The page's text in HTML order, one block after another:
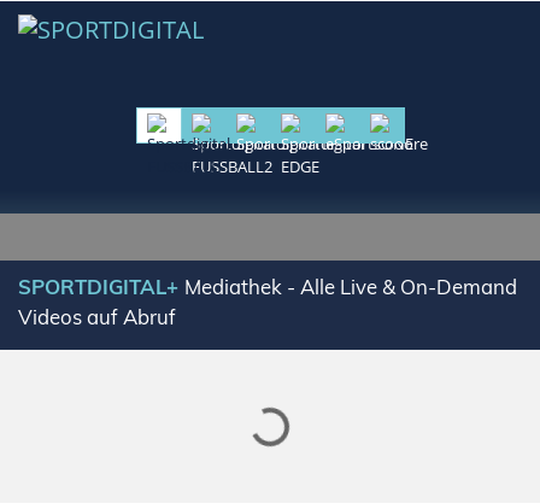
SPORTDIGITAL+ Mediathek - Alle Live & On-Demand
Videos auf AbrufLade SPORTDIGITAL+ Mediathek